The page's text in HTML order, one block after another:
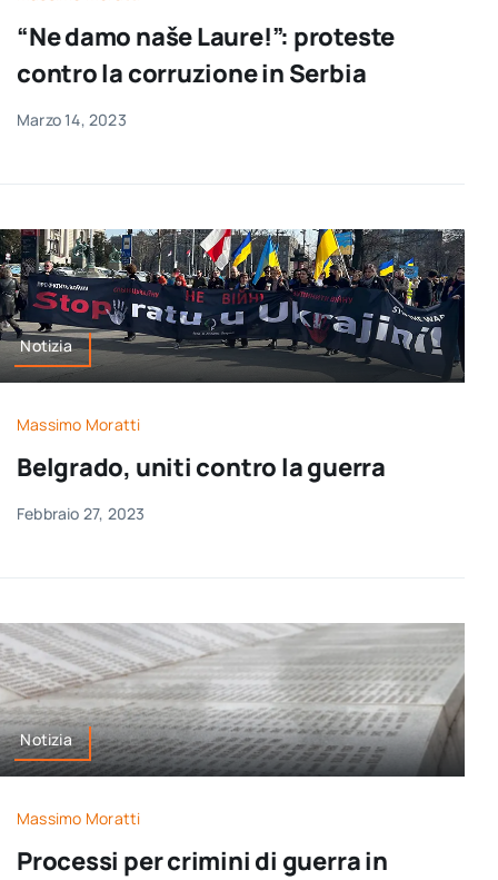
Newsletter
“Ne damo naše Laure!”: proteste
contro la corruzione in Serbia
Marzo 14, 2023
Notizia
Massimo Moratti
Belgrado, uniti contro la guerra
Febbraio 27, 2023
Notizia
Massimo Moratti
Processi per crimini di guerra in